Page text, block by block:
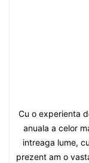
Cu o experienta
anuala a celor
intreaga lume,
prezent am o